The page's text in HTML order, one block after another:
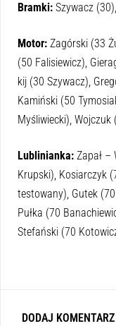
Bramki: Szywacz
Motor: Zagórski (33
(50 Falisiewicz),
kij (30 Szywacz),
Kamiński (50
Myśliwiecki), Wojczuk
Lublinianka: Zapał –
Krupski), Kosiarczyk
testowany), Gutek
Pułka (70
Stefański (70
DODAJ KOMENTARZ